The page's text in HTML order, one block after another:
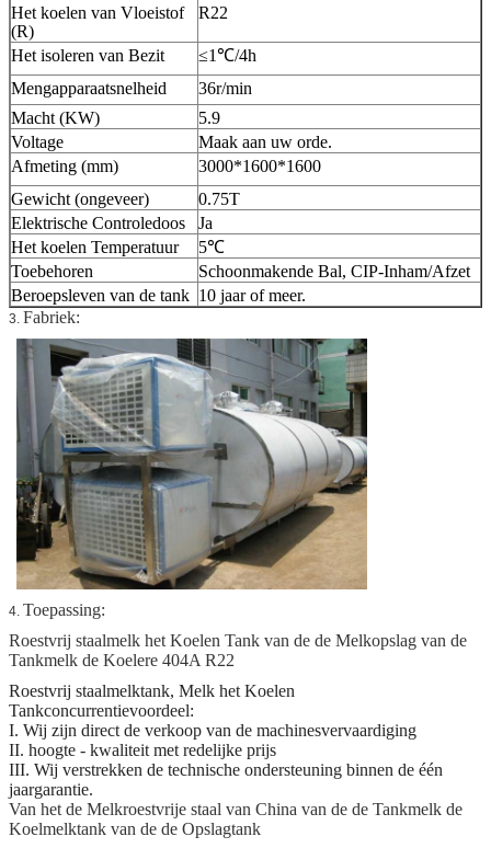
Het koelen van Vloeistof
(R)
R22
Het isoleren van Bezit
≤1℃/4h
Mengapparaatsnelheid
36r/min
Macht (KW)
5.9
Voltage
Maak aan uw orde.
Afmeting (mm)
3000*1600*1600
Gewicht (ongeveer)
0.75T
Elektrische Controledoos
Ja
Het koelen Temperatuur
5℃
Toebehoren
Schoonmakende Bal, CIP-Inham/Afzet
Beroepsleven van de tank 10 jaar of meer.
3. Fabriek:
4. Toepassing:
Roestvrij staalmelk het Koelen Tank van de de Melkopslag van de
Tankmelk de Koelere 404A R22
Roestvrij staalmelktank, Melk het Koelen
Tankconcurrentievoordeel:
I. Wij zijn direct de verkoop van de machinesvervaardiging
II. hoogte - kwaliteit met redelijke prijs
III. Wij verstrekken de technische ondersteuning binnen de één
jaargarantie.
Van het de Melkroestvrije staal van China van de de Tankmelk de
Koelmelktank van de de Opslagtank